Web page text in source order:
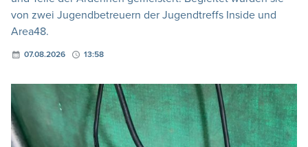
von zwei Jugendbetreuern der Jugendtreffs Inside und
Area48.
07.08.2026 13:58